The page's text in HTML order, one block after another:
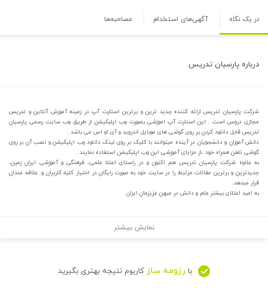
در یک نگاه آگهی‌های استخدام مصاحبه‌ها
درباره پارسیان تدریس
شرکت پارسیان تدریس ارائه کننده جدید ترین و برترین استارت آپ در زمینه آموزش آنلاین و تدریس
مجازی دروس است . این استارت آپ اموزشی بصورت وب اپلیکیشن از طریق وب سایت رسمی پارسیان
تدریس قابل دانلود کردن بر روی گوشی های موبایل اندروید و آی او اس می باشد .
دانش آموزان و دانشجویان در آینده میتوانند با کلیک بر روی لینک دانلود وب اپلیکیشن و نصب آن بر روی
گوشی تلفن همراه خود ،از مزایای آموزشی این وب اپلیکیشن استفاده نمایند .
به علاوه شرکت پارسیان تدریس هم اکنون و در راستای اعتلا علمی، فرهنگی و آموزشی ایران زمین،
جدیدترین و برترین مقالات مرتبط را در سایت خود به صورت رایگان در اختیار کلیه کاربران و. علاقه مندان
قرار میدهد.
به امید اعتلای بیشتر علم و دانش در میهن عزیزمان ایران
نمایش بیشتر
با رزومه ساز کاربوم نتیجه بهتری بگیرید